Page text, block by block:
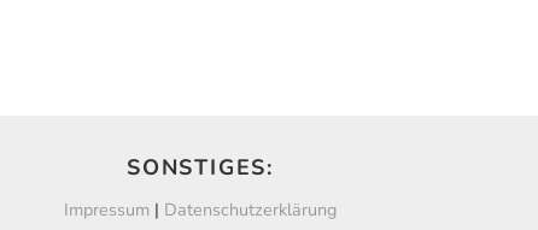
SONSTIGES:
Impressum | Datenschutzerklärung